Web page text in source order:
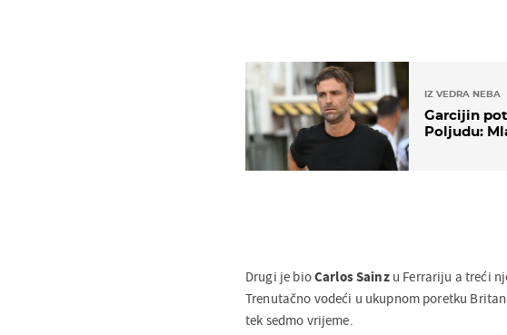
IZ VEDRA NEBA
Garcijin
Poljudu:
Drugi je bioCarlos Sainzu Ferrariju a treći
Trenutačno vodeći u ukupnom poretku
tek sedmo vrijeme.